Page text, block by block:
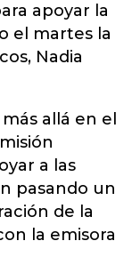
apoyar la
el martes la
Nadia
allá en el
a las
pasando un
de la
la emisora